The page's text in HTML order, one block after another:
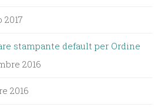
2017
stampante default per Ordine
2016
2016